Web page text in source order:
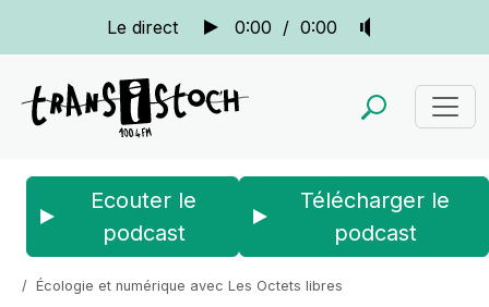
Le direct 0:00 / 0:00
Ecouter le
podcast
Télécharger le
podcast
Écologie et numérique avec Les Octets libres